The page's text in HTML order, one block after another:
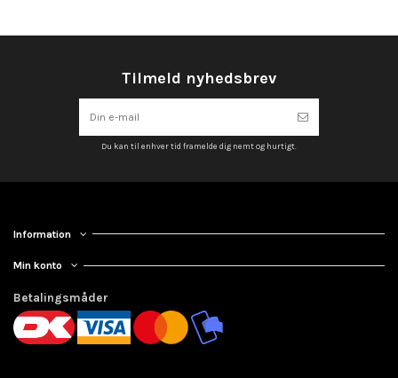
Tilmeld nyhedsbrev
Du kan til enhver tid framelde dig nemt og hurtigt.
Information
Min konto
Betalingsmåder